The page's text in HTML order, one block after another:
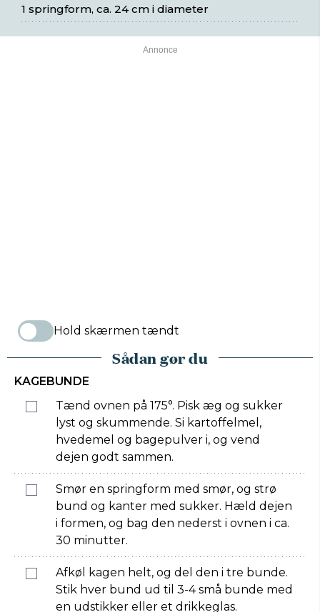
1 springform, ca. 24 cm i diameter
Hold skærmen tændt
Sådan gør du
KAGEBUNDE
Tænd ovnen på 175°. Pisk æg og sukker
lyst og skummende. Si kartoffelmel,
hvedemel og bagepulver i, og vend
dejen godt sammen.
Smør en springform med smør, og strø
bund og kanter med sukker. Hæld dejen
i formen, og bag den nederst i ovnen i ca.
30 minutter.
Afkøl kagen helt, og del den i tre bunde.
Stik hver bund ud til 3-4 små bunde med
en udstikker eller et drikkeglas.